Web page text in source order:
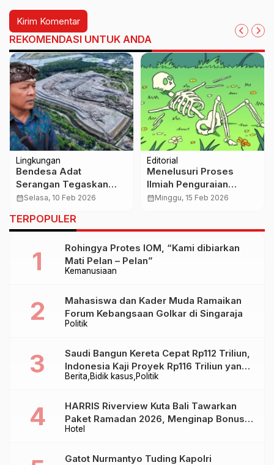
REKOMENDASI UNTUK ANDA
Lingkungan
Bendesa Adat
Serangan Tegaskan
Aspirasi Warga: TPA
Total
calendar_monthSelasa, 10 Feb 2026
Editorial
Menelusuri Proses
Ilmiah Penguraian
Jasad di Dalam Kubur
calendar_monthMinggu, 15 Feb 2026
TERPOPULER
Kemanusiaan
Rohingya Protes IOM, “Kami dibiarkan
Mati Pelan – Pelan”
Politik
Mahasiswa dan Kader Muda Ramaikan
Forum Kebangsaan Golkar di Singaraja
Berita Bidik kasus Politik
Saudi Bangun Kereta Cepat Rp112 Triliun,
Indonesia Kaji Proyek Rp116 Triliun yang
Baru Sampai Bandung
Hotel
HARRIS Riverview Kuta Bali Tawarkan
Paket Ramadan 2026, Menginap Bonus
Takjil hingga Bukber Mulai Rp88.888
Gatot Nurmantyo Tuding Kapolri